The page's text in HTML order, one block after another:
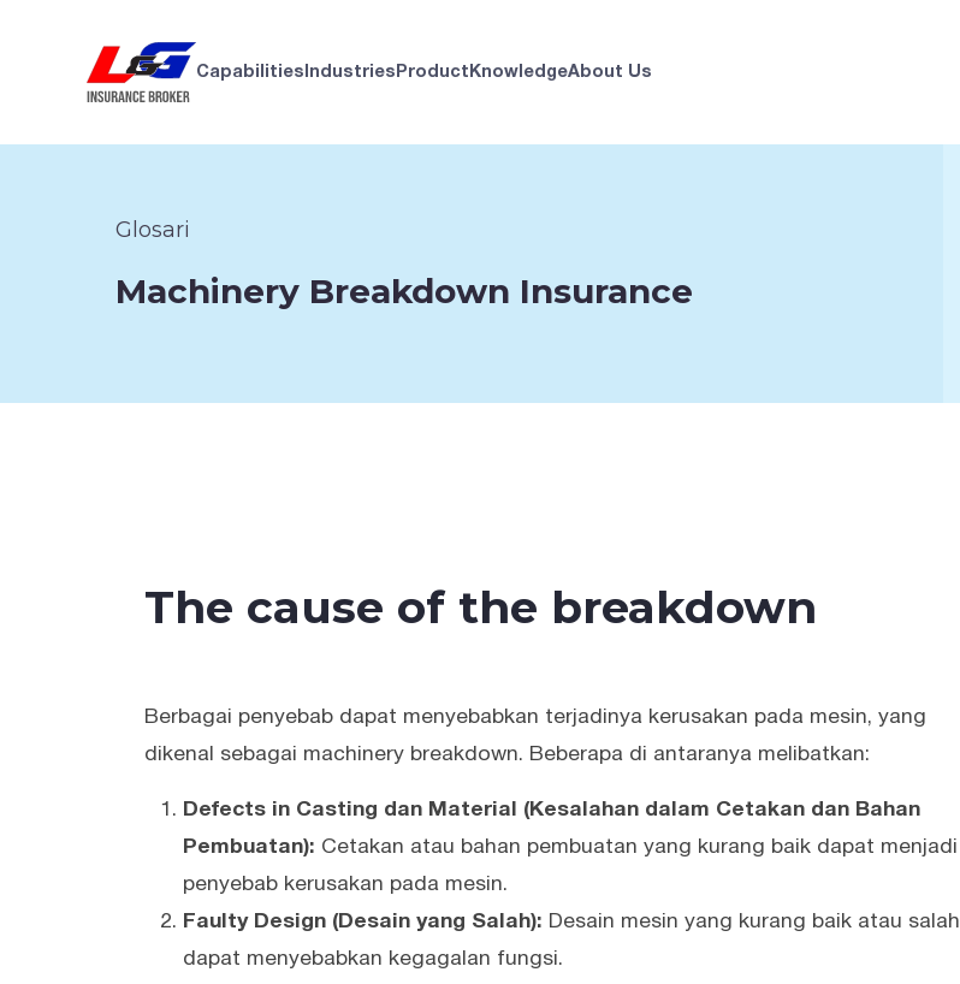
Capabilities Industries Product KnowledgeAbout Us
Glosari
Machinery Breakdown Insurance
The cause of the breakdown
Berbagai penyebab dapat menyebabkan terjadinya kerusakan pada mesin, yang
dikenal sebagai machinery breakdown. Beberapa di antaranya melibatkan:
Defects in Casting dan Material (Kesalahan dalam Cetakan dan Bahan
Pembuatan): Cetakan atau bahan pembuatan yang kurang baik dapat menjadi
penyebab kerusakan pada mesin.
Faulty Design (Desain yang Salah): Desain mesin yang kurang baik atau salah
dapat menyebabkan kegagalan fungsi.